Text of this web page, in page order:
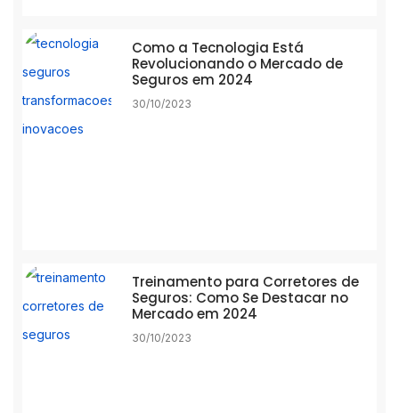
Como a Tecnologia Está
Revolucionando o Mercado de
Seguros em 2024
30/10/2023
Treinamento para Corretores de
Seguros: Como Se Destacar no
Mercado em 2024
30/10/2023